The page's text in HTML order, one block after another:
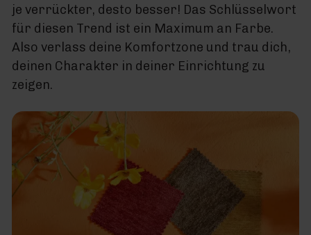
je verrückter, desto besser! Das Schlüsselwort
für diesen Trend ist ein Maximum an Farbe.
Also verlass deine Komfortzone und trau dich,
deinen Charakter in deiner Einrichtung zu
zeigen.